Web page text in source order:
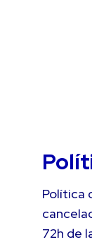
Política
72h de